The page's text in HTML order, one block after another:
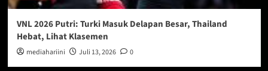
VNL 2026 Putri: Turki Masuk Delapan Besar, Thailand
Hebat, Lihat Klasemen
mediahariini Juli 13, 2026 0